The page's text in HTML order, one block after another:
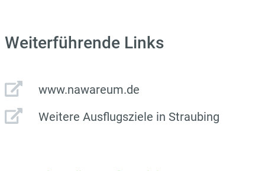
Weiterführende Links
www.nawareum.de
Weitere Ausflugsziele in Straubing